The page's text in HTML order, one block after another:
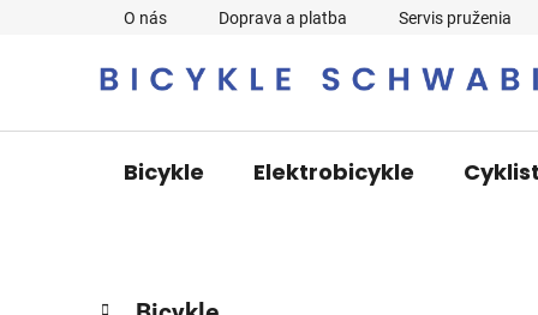
O nás Doprava a platba Servis pruženia
Bicykle Elektrobicykle
B
K